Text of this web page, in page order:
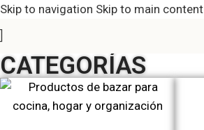
Skip to navigation Skip to main content
CATEGORÍAS